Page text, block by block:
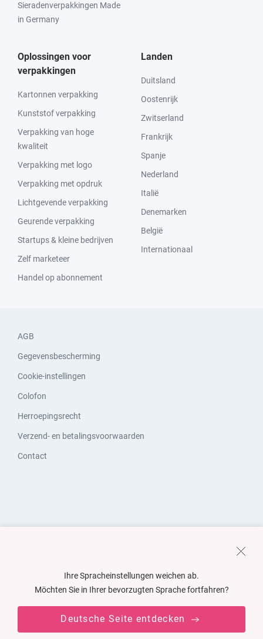
Sieradenverpakkingen Made
in Germany
Oplossingen voor
verpakkingen
Kartonnen verpakking
Kunststof verpakking
Verpakking van hoge
kwaliteit
Verpakking met logo
Verpakking met opdruk
Lichtgevende verpakking
Geurende verpakking
Startups & kleine bedrijven
Zelf marketeer
Handel op abonnement
Landen
Duitsland
Oostenrijk
Zwitserland
Frankrijk
Spanje
Nederland
Italië
Denemarken
België
Internationaal
AGB
Gegevensbescherming
Cookie-instellingen
Colofon
Herroepingsrecht
Verzend- en betalingsvoorwaarden
Contact
Ihre Spracheinstellungen weichen ab.
Möchten Sie in Ihrer bevorzugten Sprache fortfahren?
Deutsche Seite entdecken